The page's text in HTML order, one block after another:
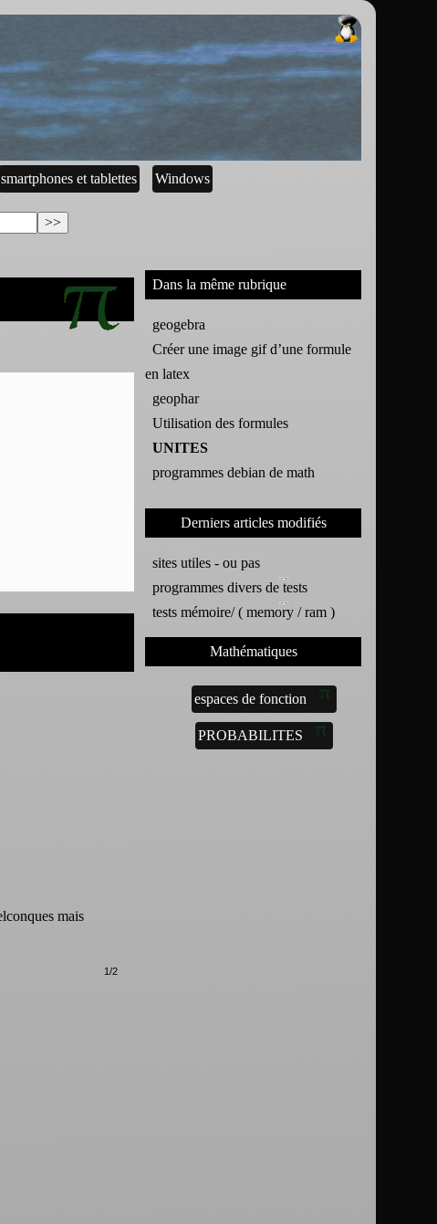
smartphones et tablettes Windows
mais
1/2
Dans la même rubrique
geogebra
Créer une image gif d’une formule
en latex
geophar
Utilisation des formules
UNITES
programmes debian de math
Derniers articles modifiés
sites utiles - ou pas
programmes divers de tests
tests mémoire/ ( memory / ram )
Mathématiques
espaces de fonction
PROBABILITES